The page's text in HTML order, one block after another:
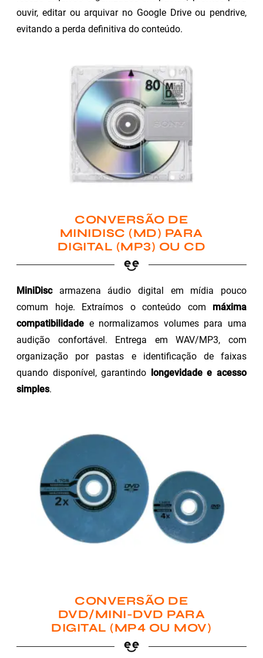
ouvir, editar ou arquivar no Google Drive ou pendrive,
evitando a perda definitiva do conteúdo.
CONVERSÃO DE
MINIDISC (MD) PARA
DIGITAL (MP3) OU CD
MiniDiscarmazena áudio digital em mídia pouco
comum hoje. Extraímos o conteúdo com máxima
compatibilidade e normalizamos volumes para uma
audição confortável. Entrega em WAV/MP3, com
organização por pastas e identificação de faixas
quando disponível, garantindo longevidade e acesso
simples.
CONVERSÃO DE
DVD/MINI-DVD PARA
DIGITAL (MP4 OU MOV)